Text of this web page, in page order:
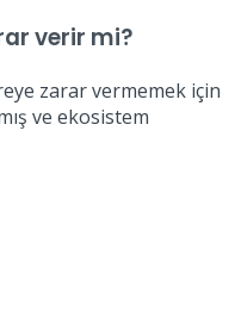
verir mi?
zarar vermemek için
ve ekosistem